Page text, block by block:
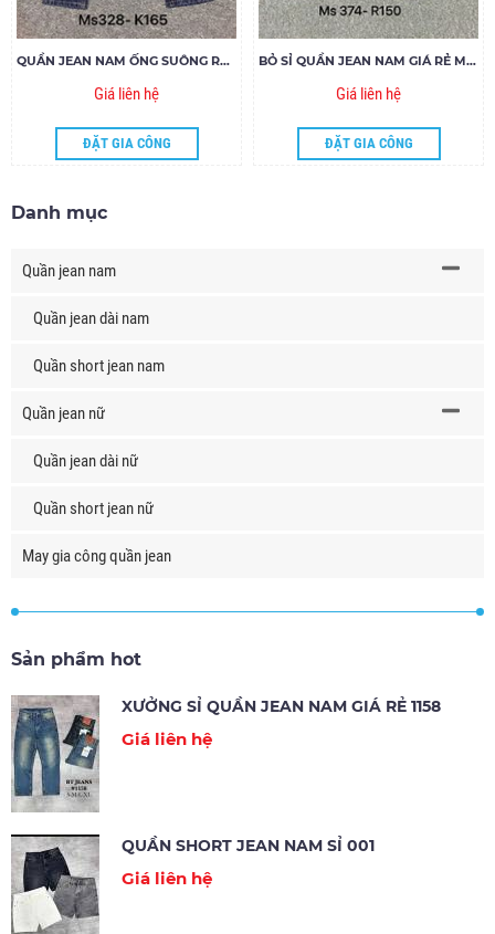
QUẦN JEAN NAM ỐNG SUÔNG RÁCH BỤI GIÁ SỈ MS328-D165
Giá liên hệ
ĐẶT GIA CÔNG
BỎ SỈ QUẦN JEAN NAM GIÁ RẺ MS374-R150
Giá liên hệ
ĐẶT GIA CÔNG
Danh mục
Quần jean nam
Quần jean dài nam
Quần short jean nam
Quần jean nữ
Quần jean dài nữ
Quần short jean nữ
May gia công quần jean
Sản phẩm hot
XƯỞNG SỈ QUẦN JEAN NAM GIÁ RẺ 1158
Giá liên hệ
QUẦN SHORT JEAN NAM SỈ 001
Giá liên hệ